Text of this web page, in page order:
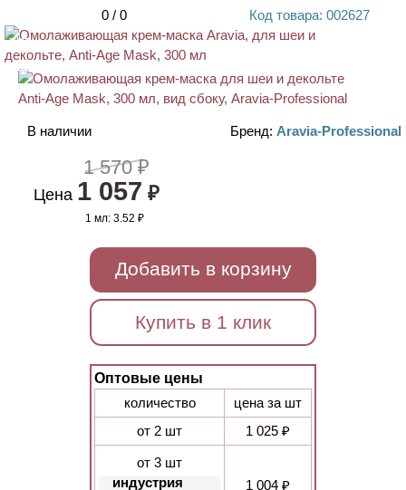
0 / 0 Код товара: 002627
ХИТ
АКЦИЯ
В наличии Бренд: Aravia-Professional
1 570 ₽
Цена 1 057 ₽
1 мл:3.52 ₽
Добавить в корзину
Купить в 1 клик
Оптовые цены
количество
цена за шт
от 2 шт
1 025 ₽
от 3 шт
индустрия
1 004 ₽